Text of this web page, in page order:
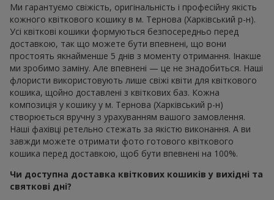
Ми гарантуємо свіжість, оригінальність і професійну якість
кожного квіткового кошику в м. Тернова (Харківський р-н).
Усі квіткові кошики формуються безпосередньо перед
доставкою, так що можете бути впевнені, що вони
простоять якнайменше 5 днів з моменту отримання. Інакше
ми зробимо заміну. Але впевнені — це не знадобиться. Наші
флористи використовують лише свіжі квіти для квіткового
кошика, щойно доставлені з квіткових баз. Кожна
композиція у кошику у м. Тернова (Харківський р-н)
створюється вручну з урахуванням вашого замовлення.
Наші фахівці ретельно стежать за якістю виконання. А ви
завжди можете отримати фото готового квіткового
кошика перед доставкою, щоб бути впевнені на 100%.
Чи доступна доставка квіткових кошиків у вихідні та
святкові дні?